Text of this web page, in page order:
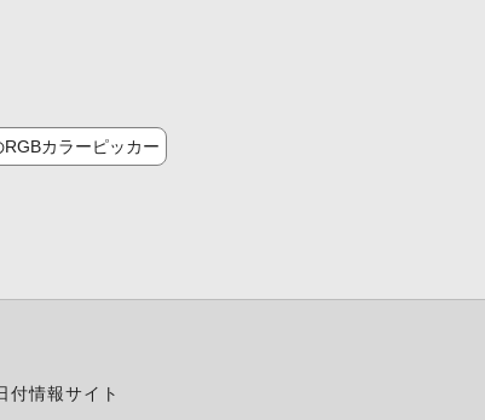
RGBカラーピッカー
付情報サイト